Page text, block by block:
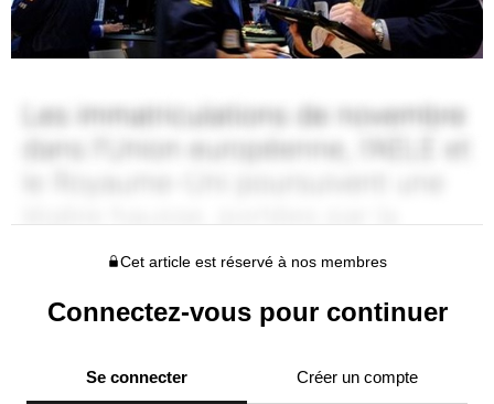
Cet article est réservé à nos membres
Connectez-vous pour continuer
Se connecter Créer un compte